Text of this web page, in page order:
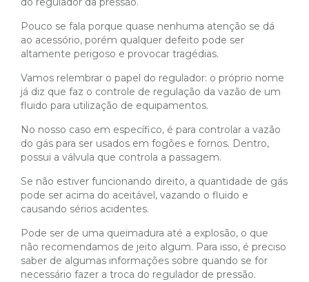
Pouco se fala porque quase nenhuma atenção se dá
ao acessório, porém qualquer defeito pode ser
altamente perigoso e provocar tragédias.
Vamos relembrar o papel do regulador: o próprio nome
já diz que faz o controle de regulação da vazão de um
fluido para utilização de equipamentos.
No nosso caso em específico, é para controlar a vazão
do gás para ser usados em fogões e fornos. Dentro,
possui a válvula que controla a passagem.
Se não estiver funcionando direito, a quantidade de gás
pode ser acima do aceitável, vazando o fluido e
causando sérios acidentes.
Pode ser de uma queimadura até a explosão, o que
não recomendamos de jeito algum. Para isso, é preciso
saber de algumas informações sobre quando se for
necessário fazer a troca do regulador de pressão.